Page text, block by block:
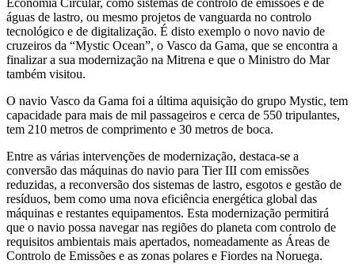
Economia Circular, como sistemas de controlo de emissões e de
águas de lastro, ou mesmo projetos de vanguarda no controlo
tecnológico e de digitalização. É disto exemplo o novo navio de
cruzeiros da “Mystic Ocean”, o Vasco da Gama, que se encontra a
finalizar a sua modernização na Mitrena e que o Ministro do Mar
também visitou.
O navio Vasco da Gama foi a última aquisição do grupo Mystic, tem
capacidade para mais de mil passageiros e cerca de 550 tripulantes,
tem 210 metros de comprimento e 30 metros de boca.
Entre as várias intervenções de modernização, destaca-se a
conversão das máquinas do navio para Tier III com emissões
reduzidas, a reconversão dos sistemas de lastro, esgotos e gestão de
resíduos, bem como uma nova eficiência energética global das
máquinas e restantes equipamentos. Esta modernização permitirá
que o navio possa navegar nas regiões do planeta com controlo de
requisitos ambientais mais apertados, nomeadamente as Áreas de
Controlo de Emissões e as zonas polares e Fiordes na Noruega.